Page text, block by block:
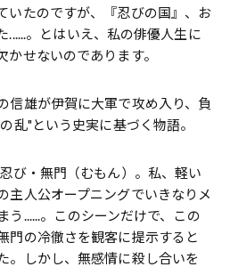
たのですが、『忍びの国』、お
......。とはいえ、私の俳優人生に
かせないのであります。
信雄が伊賀に大軍で攻め入り、負
乱"という史実に基づく物語。
び・無門（むもん）。私、軽い
主人公オープニングでいきなりメ
う......。このシーンだけで、この
門の冷徹さを観客に提示すると
。しかし、無感情に殺し合いを